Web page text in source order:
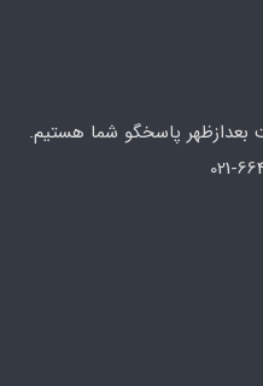
پاسخگو شما هستیم.